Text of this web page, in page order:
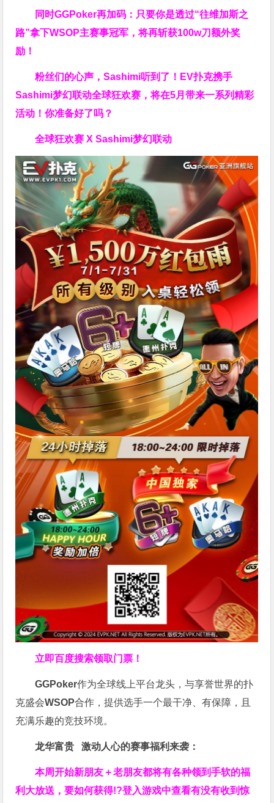
同时GGPoker再加码：只要你是透过“往维加斯之
路”拿下WSOP主赛事冠军，将再斩获100w刀额外奖
励！
粉丝们的心声，Sashimi听到了！EV扑克携手
Sashimi梦幻联动全球狂欢赛，将在5月带来一系列精彩
活动！你准备好了吗？
全球狂欢赛 X Sashimi梦幻联动
立即百度搜索领取门票！
GGPoker作为全球线上平台龙头，与享誉世界的扑
克盛会WSOP合作，提供选手一个最干净、有保障，且
充满乐趣的竞技环境。
龙华富贵 激动人心的赛事福利来袭：
本周开始新朋友＋老朋友都将有各种领到手软的福
利大放送，要如何获得!?登入游戏中查看有没有收到惊